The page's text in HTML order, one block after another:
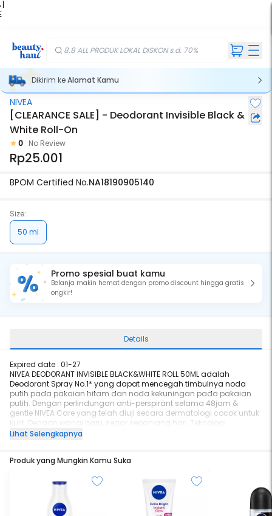
|
8.8 ALL PRODUK LOKAL DISKON s.d. 70%
Dikirim keAlamat Kamu
NIVEA
[CLEARANCE SALE] - Deodorant Invisible Black &
White Roll-On
0 No Review
Rp25.001
BPOM Certified No.NA18190905140
Size:
50 ml
Promo spesial buat kamu
Belanja makin hemat dengan promo discount hingga gratis
ongkir!
Details
Expired date : 01-27
NIVEA DEODORANT INVISIBLE BLACK&WHITE ROLL 50ML adalah
Deodorant Spray No.1* yang dapat mencegah timbulnya noda
putih pada pakaian hitam dan noda kekuningan pada pakaian
putih. Dengan perlindungan anti-perspirant selama 48jam &
gentle NIVEA Care yang telah diuji secara dermatologi cocok untuk
kulit. Dengan wangi baru, segar sepanjang hari, Teknologi
Pencegah Noda (Anti-Staining Technology), Mencegah residu
untuk kulit
Cara penggunaan:
1. Aplikasikan secara merata pada ketiak yang sudah dikeringkan
2. Biarkan deodorant hingga benar-benar mengering sebelum
mengenakan pakaian
Lihat Selengkapnya
Produk yang Mungkin Kamu Suka